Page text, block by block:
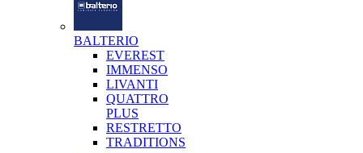
BALTERIO
EVEREST
IMMENSO
LIVANTI
QUATTRO
PLUS
RESTRETTO
TRADITIONS